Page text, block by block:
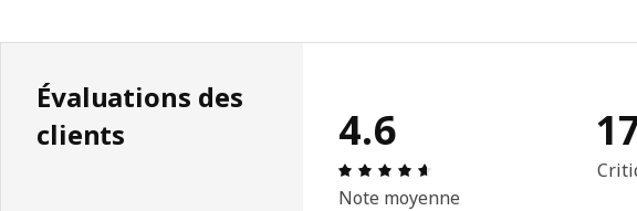
Évaluations des
clients
4.6
Avis: 4.6 sur 5 étoiles.
Note moyenne